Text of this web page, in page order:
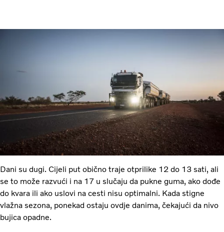
Dani su dugi. Cijeli put obično traje otprilike 12 do 13 sati, ali
se to može razvući i na 17 u slučaju da pukne guma, ako dođe
do kvara ili ako uslovi na cesti nisu optimalni. Kada stigne
vlažna sezona, ponekad ostaju ovdje danima, čekajući da nivo
bujica opadne.